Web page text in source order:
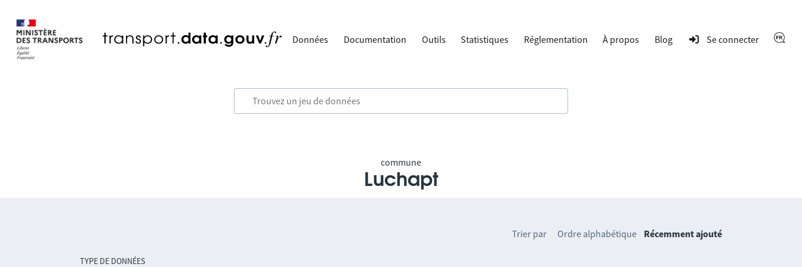
Données Documentation Outils Statistiques Réglementation À propos Blog Se connecter
commune
Luchapt
TYPE DE DONNÉES
Trier par Ordre alphabétique Récemment ajouté